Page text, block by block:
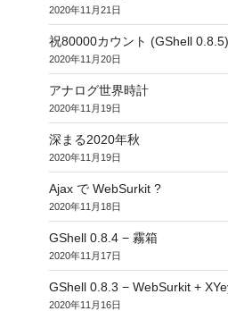
2020年11月21日
祝80000カウント (GShell 0.8.5)
2020年11月20日
アナログ世界時計
2020年11月19日
深まる2020年秋
2020年11月19日
Ajax で WebSurkit ?
2020年11月18日
GShell 0.8.4 − 霧箱
2020年11月17日
GShell 0.8.3 − WebSurkit +
2020年11月16日